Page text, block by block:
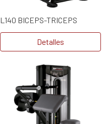
L140 BICEPS-TRICEPS
Detalles